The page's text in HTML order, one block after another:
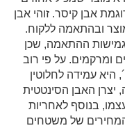
אבן קיסר. זוהי אבן
ובהתאמה ללקוח.
גמישות ההתאמה, שכן
ומרקמים. על פי רוב
היא עמידה לחלוטין
יצרן האבן הסינטטית
בנוסף לאחריות
של משטחים